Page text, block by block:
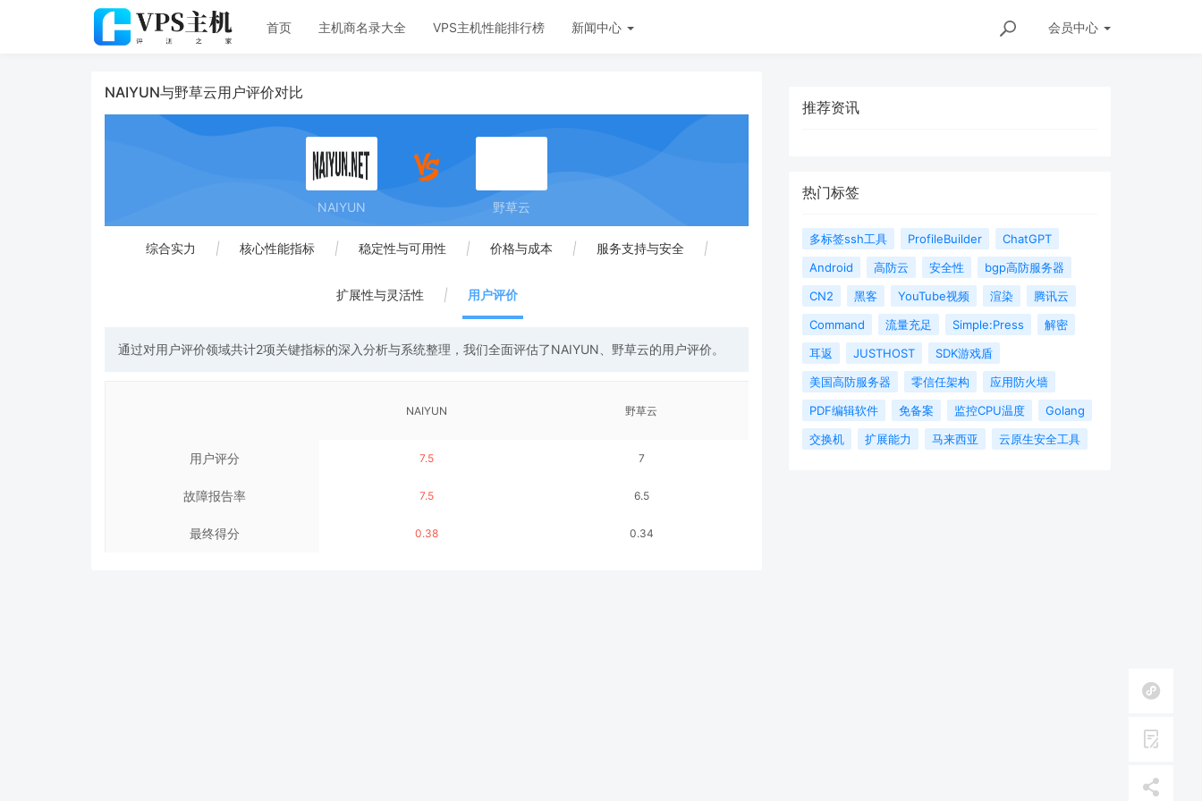
会员中心
首页 主机商名录大全 VPS主机性能排行榜 新闻中心
NAIYUN与野草云用户评价对比
NAIYUN 野草云
综合实力 | 核心性能指标 | 稳定性与可用性 | 价格与成本 | 服务支持与安全 |
扩展性与灵活性 | 用户评价
通过对用户评价领域共计2项关键指标的深入分析与系统整理，我们全面评估了NAIYUN、野草云的用户评价。
用户评分
故障报告率
最终得分
NAIYUN
7.5
7.5
0.38
野草云
7
6.5
0.34
推荐资讯
热门标签
多标签ssh工具 ProfileBuilder
ChatGPT
Android
高防云 安全性
bgp高防服务器
CN2
黑客 YouTube视频 渲染
腾讯云
Command
流量充足 Simple:Press
解密
耳返
JUSTHOST
SDK游戏盾
美国高防服务器
零信任架构
应用防火墙
PDF编辑软件
免备案 监控CPU温度
Golang
交换机
扩展能力 马来西亚 云原生安全工具